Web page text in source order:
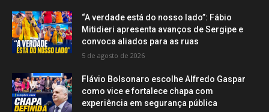
“A verdade está do nosso lado”: Fábio
Mitidieri apresenta avanços de Sergipe e
convoca aliados para as ruas
5 de agosto de 2026
Flávio Bolsonaro escolhe Alfredo Gaspar
como vice e fortalece chapa com
experiência em segurança pública